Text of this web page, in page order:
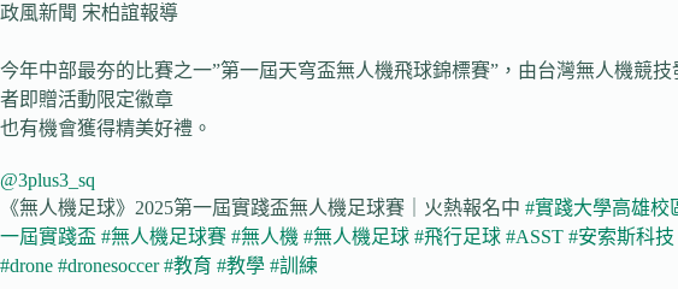
政風新聞 宋柏誼報導
今年中部最夯的比賽之一”第一屆天穹盃無人機飛球錦標賽”，由台灣無人機競
者即贈活動限定徽章
也有機會獲得精美好禮。
@3plus3_sq
《無人機足球》2025第一屆實踐盃無人機足球賽｜火熱報名中 #實踐大學高雄校
一屆實踐盃 #無人機足球賽 #無人機 #無人機足球 #飛行足球 #ASST #安索斯科技
#drone #dronesoccer #教育 #教學 #訓練